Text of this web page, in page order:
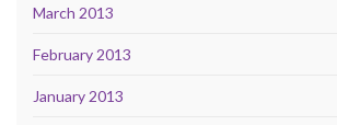
March 2013
February 2013
January 2013